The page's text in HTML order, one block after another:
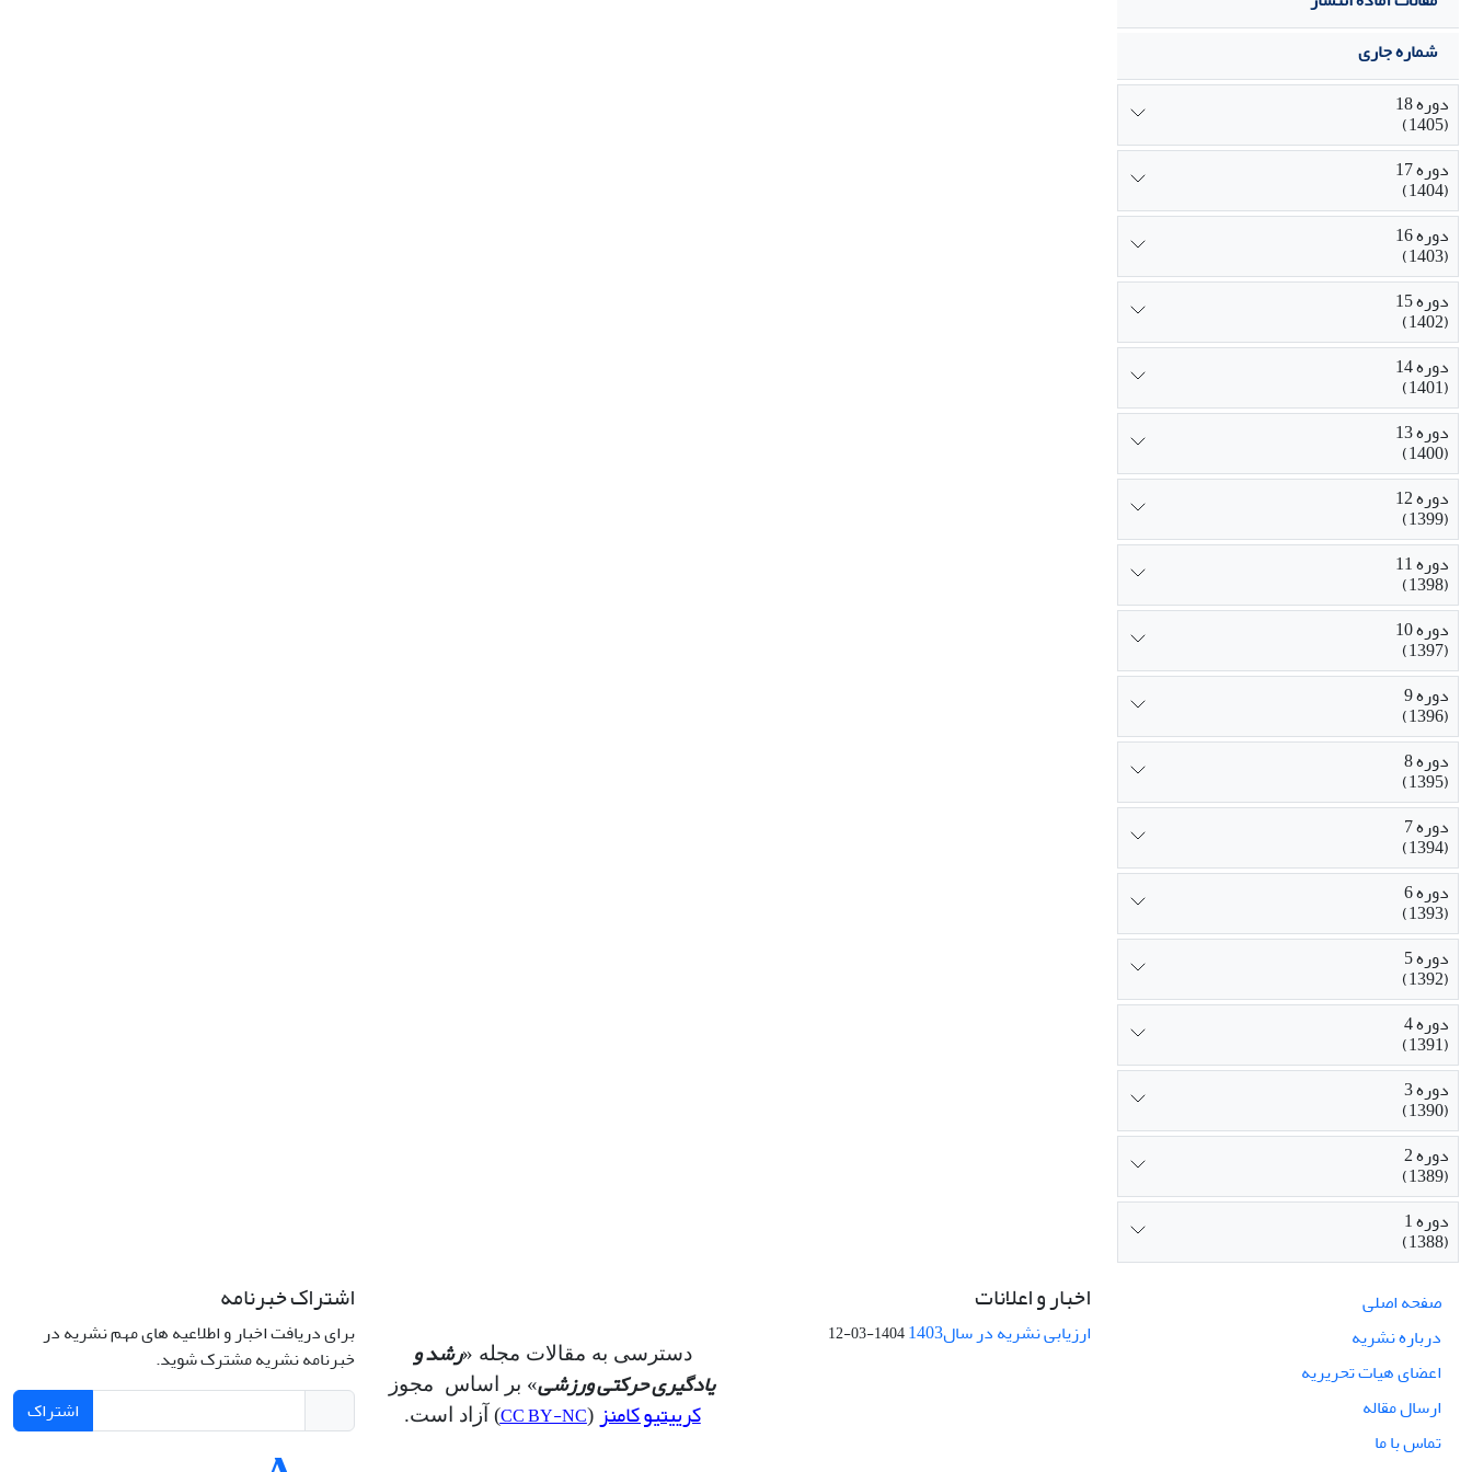
شماره جاری
دوره 18
(1405)
دوره 17
(1404)
دوره 16
(1403)
دوره 15
(1402)
دوره 14
(1401)
دوره 13
(1400)
دوره 12
(1399)
دوره 11
(1398)
دوره 10
(1397)
دوره 9
(1396)
دوره 8
(1395)
دوره 7
(1394)
دوره 6
(1393)
دوره 5
(1392)
دوره 4
(1391)
دوره 3
(1390)
دوره 2
(1389)
دوره 1
(1388)
صفحه اصلی
درباره نشریه
اعضای هیات تحریریه
ارسال مقاله
تماس با ما
اخبار و اعلانات
ارزیابی نشریه در سال1403 1404-03-12
دسترسی به مقالات مجله «رشد و
یادگیری حرکتی ورزشی» بر اساس مجوز
کرییتیو کامنز (
CC BY-NC) آزاد است.
اشتراک خبرنامه
برای دریافت اخبار و اطلاعیه های مهم نشریه در
خبرنامه نشریه مشترک شوید.
اشتراک